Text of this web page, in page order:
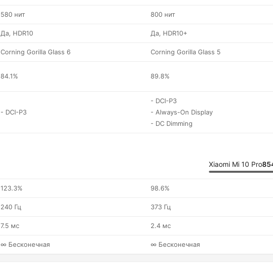
580 нит 800 нит
Да, HDR10 Да, HDR10+
Corning Gorilla Glass 6 Corning Gorilla Glass 5
84.1% 89.8%
- DCI-P3
- DCI-P3
- Always-On Display
- DC Dimming
Xiaomi Mi 10 Pro
123.3% 98.6%
240 Гц 373 Гц
7.5 мс 2.4 мс
∞ Бесконечная ∞ Бесконечная